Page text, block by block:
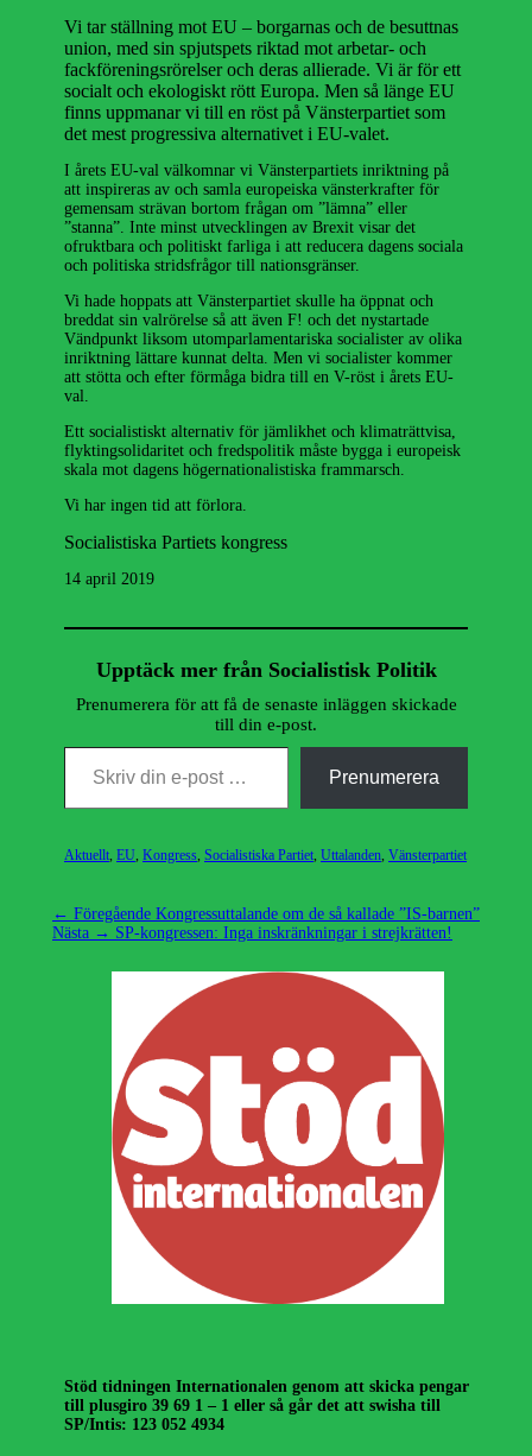
Vi tar ställning mot EU – borgarnas och de besuttnas
union, med sin spjutspets riktad mot arbetar- och
fackföreningsrörelser och deras allierade. Vi är för ett
socialt och ekologiskt rött Europa. Men så länge EU
finns uppmanar vi till en röst på Vänsterpartiet som
det mest progressiva alternativet i EU-valet.
I årets EU-val välkomnar vi Vänsterpartiets inriktning på
att inspireras av och samla europeiska vänsterkrafter för
gemensam strävan bortom frågan om ”lämna” eller
”stanna”. Inte minst utvecklingen av Brexit visar det
ofruktbara och politiskt farliga i att reducera dagens sociala
och politiska stridsfrågor till nationsgränser.
Vi hade hoppats att Vänsterpartiet skulle ha öppnat och
breddat sin valrörelse så att även F! och det nystartade
Vändpunkt liksom utomparlamentariska socialister av olika
inriktning lättare kunnat delta. Men vi socialister kommer
att stötta och efter förmåga bidra till en V-röst i årets EU-
val.
Ett socialistiskt alternativ för jämlikhet och klimaträttvisa,
flyktingsolidaritet och fredspolitik måste bygga i europeisk
skala mot dagens högernationalistiska frammarsch.
Vi har ingen tid att förlora.
Socialistiska Partiets kongress
14 april 2019
Upptäck mer från Socialistisk Politik
Prenumerera för att få de senaste inläggen skickade
till din e-post.
Skriv din e-post …
Prenumerera
Kategorier
Aktuellt EU Kongress Socialistiska Partiet Uttalanden Vänsterpartiet
Inläggsnavigering
← Föregående Föregående
inlägg:
Kongressuttalande om de så kallade ”IS-barnen”
Nästa → Nästa
SP-kongressen: Inga inskränkningar i strejkrätten!
Stöd tidningen Internationalen genom att skicka pengar
till plusgiro 39 69 1 – 1 eller så går det att swisha till
SP/Intis: 123 052 4934